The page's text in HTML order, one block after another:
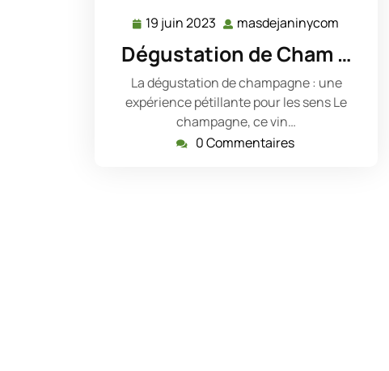
19 juin 2023 19
juin
2023
masdejaninycom
Dégustation de Cham …
La dégustation de champagne : une
expérience pétillante pour les sens Le
champagne, ce vin…
0 Commentaires